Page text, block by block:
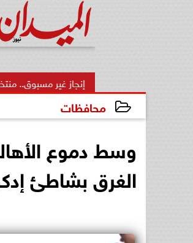
غير مسبوق.. منتخب الناشئات يهزم الصين
محافظات
الغرق بشاطئ